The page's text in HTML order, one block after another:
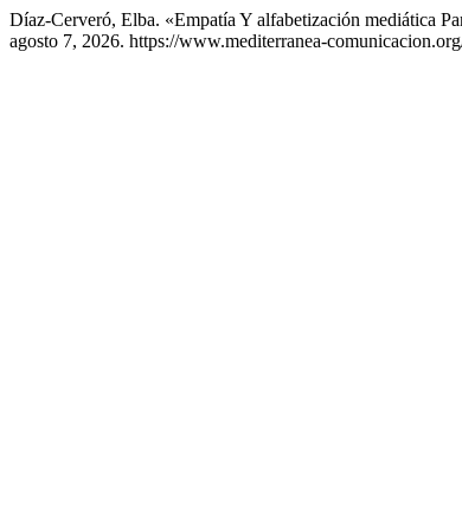
Díaz-Cerveró, Elba. «Empatía Y alfabetización mediática
agosto 7, 2026. https://www.mediterranea-